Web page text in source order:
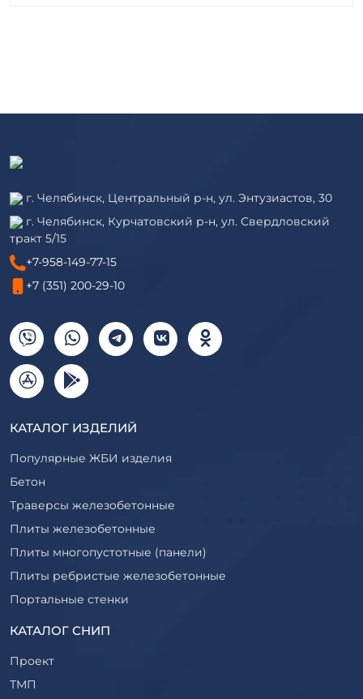
г. Челябинск, Центральный р-н, ул. Энтузиастов, 30
г. Челябинск, Курчатовский р-н, ул. Свердловский
тракт 5/15
+7-958-149-77-15
+7 (351) 200-29-10
КАТАЛОГ ИЗДЕЛИЙ
Популярные ЖБИ изделия
Бетон
Траверсы железобетонные
Плиты железобетонные
Плиты многопустотные (панели)
Плиты ребристые железобетонные
Портальные стенки
Прогоны железобетонные
Ригели железобетонные
КАТАЛОГ СНИП
Проект
ТМП